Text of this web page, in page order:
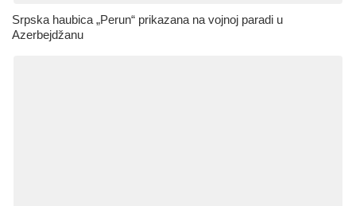
Srpska haubica „Perun“ prikazana na vojnoj paradi u
Azerbejdžanu